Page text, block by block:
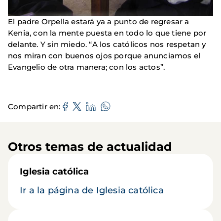
El padre Orpella estará ya a punto de regresar a
Kenia, con la mente puesta en todo lo que tiene por
delante. Y sin miedo. “A los católicos nos respetan y
nos miran con buenos ojos porque anunciamos el
Evangelio de otra manera; con los actos”.
Compartir en
Otros temas de actualidad
Iglesia católica
Ir a la página de Iglesia católica